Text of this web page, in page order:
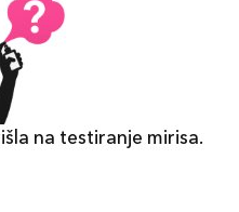
na testiranje mirisa.